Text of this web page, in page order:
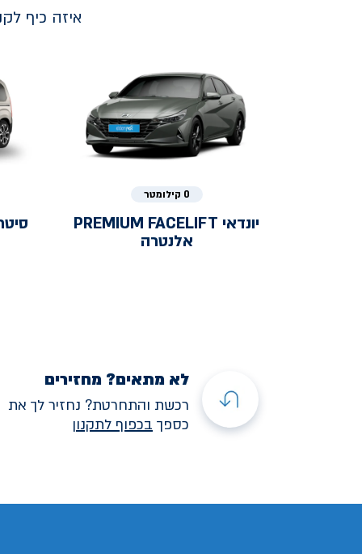
איזה כיף
0 קילומטר
יונדאי PREMIUM FACELIFT
אלנטרה
לא מתאים? מחזירים
רכשת והתחרטת? נחזיר לך את
כספך בכפוף לתקנון